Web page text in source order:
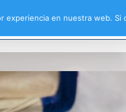
experiencia en nuestra web.